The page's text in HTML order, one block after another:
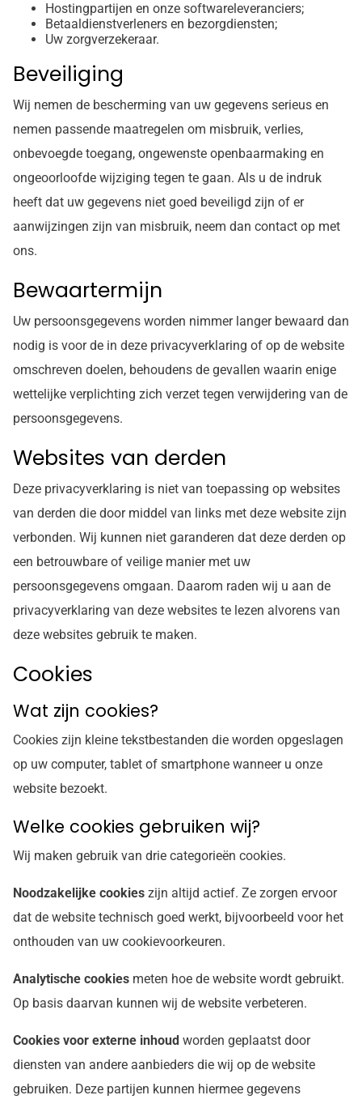
Hostingpartijen en onze softwareleveranciers;
Betaaldienstverleners en bezorgdiensten;
Uw zorgverzekeraar.
Beveiliging
Wij nemen de bescherming van uw gegevens serieus en
nemen passende maatregelen om misbruik, verlies,
onbevoegde toegang, ongewenste openbaarmaking en
ongeoorloofde wijziging tegen te gaan. Als u de indruk
heeft dat uw gegevens niet goed beveiligd zijn of er
aanwijzingen zijn van misbruik, neem dan contact op met
ons.
Bewaartermijn
Uw persoonsgegevens worden nimmer langer bewaard dan
nodig is voor de in deze privacyverklaring of op de website
omschreven doelen, behoudens de gevallen waarin enige
wettelijke verplichting zich verzet tegen verwijdering van de
persoonsgegevens.
Websites van derden
Deze privacyverklaring is niet van toepassing op websites
van derden die door middel van links met deze website zijn
verbonden. Wij kunnen niet garanderen dat deze derden op
een betrouwbare of veilige manier met uw
persoonsgegevens omgaan. Daarom raden wij u aan de
privacyverklaring van deze websites te lezen alvorens van
deze websites gebruik te maken.
Cookies
Wat zijn cookies?
Cookies zijn kleine tekstbestanden die worden opgeslagen
op uw computer, tablet of smartphone wanneer u onze
website bezoekt.
Welke cookies gebruiken wij?
Wij maken gebruik van drie categorieën cookies.
Noodzakelijke cookies zijn altijd actief. Ze zorgen ervoor
dat de website technisch goed werkt, bijvoorbeeld voor het
onthouden van uw cookievoorkeuren.
Analytische cookies meten hoe de website wordt gebruikt.
Op basis daarvan kunnen wij de website verbeteren.
Cookies voor externe inhoud worden geplaatst door
diensten van andere aanbieders die wij op de website
gebruiken. Deze partijen kunnen hiermee gegevens